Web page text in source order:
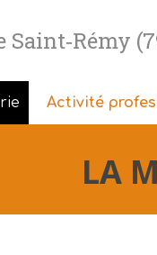
Saint‑Rémy
Activité
LA